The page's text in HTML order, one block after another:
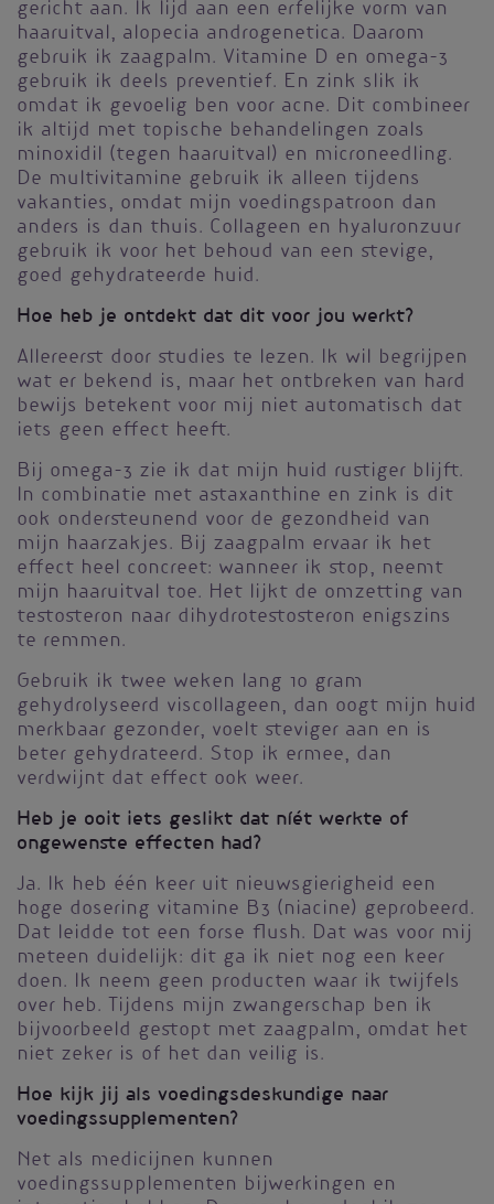
gericht aan. Ik lijd aan een erfelijke vorm van
haaruitval, alopecia androgenetica. Daarom
gebruik ik zaagpalm. Vitamine D en omega-3
gebruik ik deels preventief. En zink slik ik
omdat ik gevoelig ben voor acne. Dit combineer
ik altijd met topische behandelingen zoals
minoxidil (tegen haaruitval) en microneedling.
De multivitamine gebruik ik alleen tijdens
vakanties, omdat mijn voedingspatroon dan
anders is dan thuis. Collageen en hyaluronzuur
gebruik ik voor het behoud van een stevige,
goed gehydrateerde huid.
Hoe heb je ontdekt dat dit voor jou werkt?
Allereerst door studies te lezen. Ik wil begrijpen
wat er bekend is, maar het ontbreken van hard
bewijs betekent voor mij niet automatisch dat
iets geen effect heeft.
Bij omega-3 zie ik dat mijn huid rustiger blijft.
In combinatie met astaxanthine en zink is dit
ook ondersteunend voor de gezondheid van
mijn haarzakjes. Bij zaagpalm ervaar ik het
effect heel concreet: wanneer ik stop, neemt
mijn haaruitval toe. Het lijkt de omzetting van
testosteron naar dihydrotestosteron enigszins
te remmen.
Gebruik ik twee weken lang 10 gram
gehydrolyseerd viscollageen, dan oogt mijn huid
merkbaar gezonder, voelt steviger aan en is
beter gehydrateerd. Stop ik ermee, dan
verdwijnt dat effect ook weer.
Heb je ooit iets geslikt dat níét werkte of
ongewenste effecten had?
Ja. Ik heb één keer uit nieuwsgierigheid een
hoge dosering vitamine B3 (niacine) geprobeerd.
Dat leidde tot een forse flush. Dat was voor mij
meteen duidelijk: dit ga ik niet nog een keer
doen. Ik neem geen producten waar ik twijfels
over heb. Tijdens mijn zwangerschap ben ik
bijvoorbeeld gestopt met zaagpalm, omdat het
niet zeker is of het dan veilig is.
Hoe kijk jij als voedingsdeskundige naar
voedingssupplementen?
Net als medicijnen kunnen
voedingssupplementen bijwerkingen en